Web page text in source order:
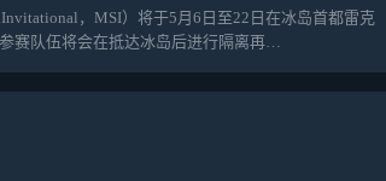
，MSI）将于5月6日至22日在冰岛首都雷克
赛队伍将会在抵达冰岛后进行隔离再…